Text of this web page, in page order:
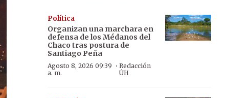
Política
Organizan una marchara en
defensa de los Médanos del
Chaco tras postura de
Santiago Peña
Agosto 8, 2026 09:39
a. m.
·Redacción
ÚH